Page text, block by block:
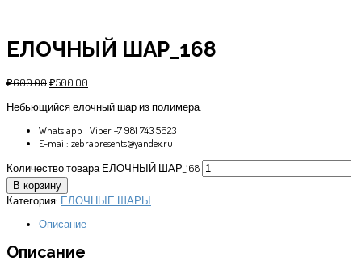
ЕЛОЧНЫЙ ШАР_168
₽600.00₽500.00
Небьющийся елочный шар из полимера.
Whats app | Viber +7 981 743 5623
E-mail: zebrapresents@yandex.ru
Количество товара ЕЛОЧНЫЙ ШАР_168
В корзину
Категория: ЕЛОЧНЫЕ ШАРЫ
Описание
Описание